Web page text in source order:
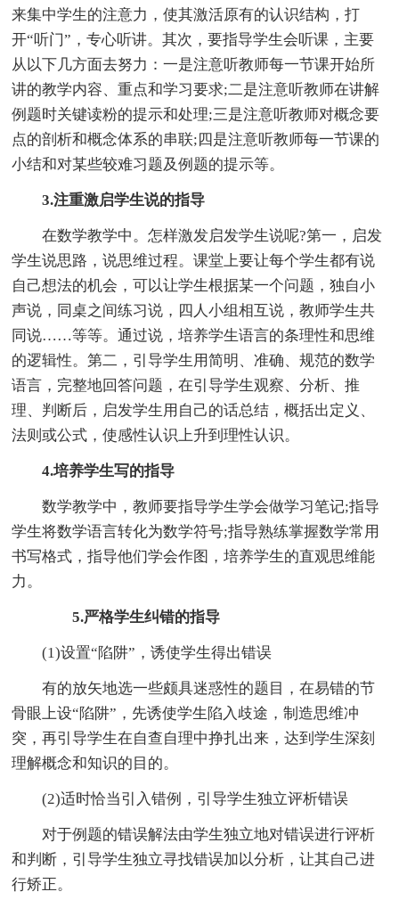
来集中学生的注意力，使其激活原有的认识结构，打
开“听门”，专心听讲。其次，要指导学生会听课，主要
从以下几方面去努力：一是注意听教师每一节课开始所
讲的教学内容、重点和学习要求;二是注意听教师在讲解
例题时关键读粉的提示和处理;三是注意听教师对概念要
点的剖析和概念体系的串联;四是注意听教师每一节课的
小结和对某些较难习题及例题的提示等。
3.注重激启学生说的指导
在数学教学中。怎样激发启发学生说呢?第一，启发
学生说思路，说思维过程。课堂上要让每个学生都有说
自己想法的机会，可以让学生根据某一个问题，独自小
声说，同桌之间练习说，四人小组相互说，教师学生共
同说……等等。通过说，培养学生语言的条理性和思维
的逻辑性。第二，引导学生用简明、准确、规范的数学
语言，完整地回答问题，在引导学生观察、分析、推
理、判断后，启发学生用自己的话总结，概括出定义、
法则或公式，使感性认识上升到理性认识。
4.培养学生写的指导
数学教学中，教师要指导学生学会做学习笔记;指导
学生将数学语言转化为数学符号;指导熟练掌握数学常用
书写格式，指导他们学会作图，培养学生的直观思维能
力。
5.严格学生纠错的指导
(1)设置“陷阱”，诱使学生得出错误
有的放矢地选一些颇具迷惑性的题目，在易错的节
骨眼上设“陷阱”，先诱使学生陷入歧途，制造思维冲
突，再引导学生在自查自理中挣扎出来，达到学生深刻
理解概念和知识的目的。
(2)适时恰当引入错例，引导学生独立评析错误
对于例题的错误解法由学生独立地对错误进行评析
和判断，引导学生独立寻找错误加以分析，让其自己进
行矫正。